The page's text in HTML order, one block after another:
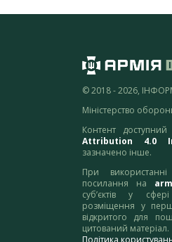
© 2018 - 2026,
Міністерство
Контент
Attribution 4.0
зазначено інше.
При
посилання на
суб’єктів у
розміщення у
відкритого для
цитований матеріал.